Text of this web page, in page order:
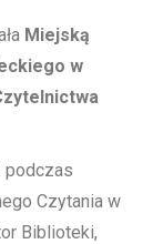
Miejską
w
podczas
Czytania w
Biblioteki,